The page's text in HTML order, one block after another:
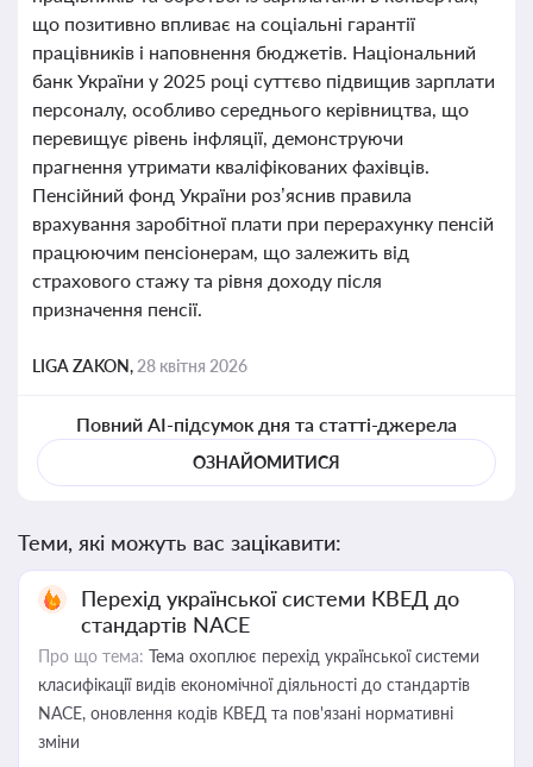
що позитивно впливає на соціальні гарантії
працівників і наповнення бюджетів. Національний
банк України у 2025 році суттєво підвищив зарплати
персоналу, особливо середнього керівництва, що
перевищує рівень інфляції, демонструючи
прагнення утримати кваліфікованих фахівців.
Пенсійний фонд України роз’яснив правила
врахування заробітної плати при перерахунку пенсій
працюючим пенсіонерам, що залежить від
страхового стажу та рівня доходу після
призначення пенсії.
LIGA ZAKON, 28 квітня 2026
Повний AI-підсумок дня та статті-джерела
ОЗНАЙОМИТИСЯ
Теми, які можуть вас зацікавити:
Перехід української системи КВЕД до
стандартів NACE
Про що тема: Тема охоплює перехід української системи
класифікації видів економічної діяльності до стандартів
NACE, оновлення кодів КВЕД та пов'язані нормативні
зміни